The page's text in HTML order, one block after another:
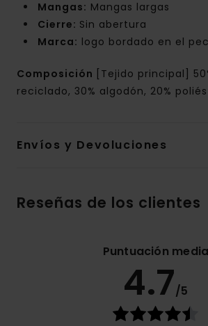
Mangas: Mangas largas
Cierre: Sin abertura
Marca: logo bordado en el
Composición [Tejido principal]
reciclado, 30% algodón, 20%
Envíos y Devoluciones
Reseñas de los clientes
Puntuación media
4.7/5